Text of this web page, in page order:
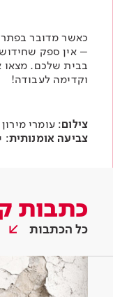
כאשר מדובר
– אין ספק
בבית שלכם. מצאו
וקדימה לעבודה!
צילום: עומרי מירון
צביעה אומנותית:
כתבות
כל הכתבות